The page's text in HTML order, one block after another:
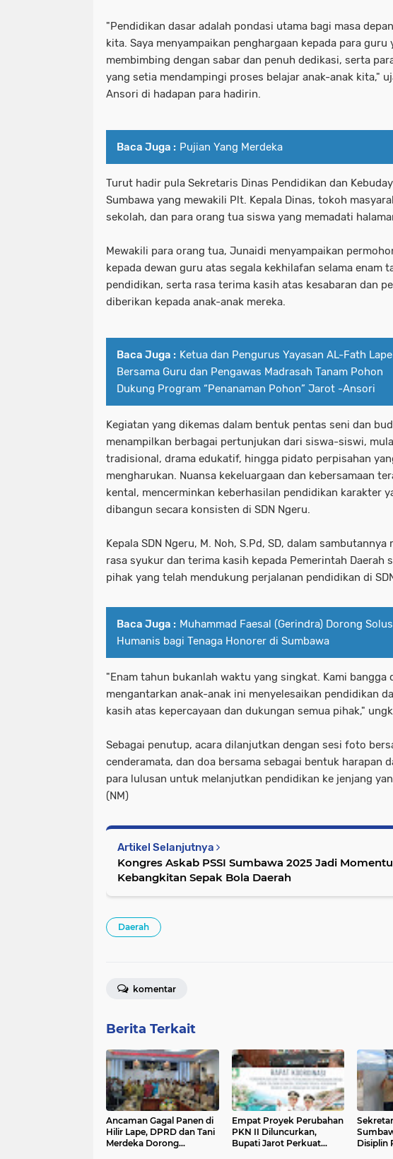
"Pendidikan dasar adalah pondasi utama bagi masa
kita. Saya menyampaikan penghargaan kepada para guru
membimbing dengan sabar dan penuh dedikasi, serta
yang setia mendampingi proses belajar anak-anak kita,"
Ansori di hadapan para hadirin.
Baca Juga : Pujian Yang Merdeka
Turut hadir pula Sekretaris Dinas Pendidikan dan
Sumbawa yang mewakili Plt. Kepala Dinas, tokoh
sekolah, dan para orang tua siswa yang memadati
Mewakili para orang tua, Junaidi menyampaikan
kepada dewan guru atas segala kekhilafan selama enam
pendidikan, serta rasa terima kasih atas kesabaran dan
diberikan kepada anak-anak mereka.
Baca Juga : Ketua dan Pengurus Yayasan AL-Fath Lape
Bersama Guru dan Pengawas Madrasah Tanam Pohon
Dukung Program “Penanaman Pohon” Jarot -Ansori
Kegiatan yang dikemas dalam bentuk pentas seni dan
menampilkan berbagai pertunjukan dari siswa-siswi,
tradisional, drama edukatif, hingga pidato perpisahan
mengharukan. Nuansa kekeluargaan dan kebersamaan
kental, mencerminkan keberhasilan pendidikan karakter
dibangun secara konsisten di SDN Ngeru.
Kepala SDN Ngeru, M. Noh, S.Pd, SD, dalam sambutannya
rasa syukur dan terima kasih kepada Pemerintah Daerah
pihak yang telah mendukung perjalanan pendidikan di
Baca Juga : Muhammad Faesal (Gerindra) Dorong
Humanis bagi Tenaga Honorer di Sumbawa
"Enam tahun bukanlah waktu yang singkat. Kami bangga
mengantarkan anak-anak ini menyelesaikan pendidikan
kasih atas kepercayaan dan dukungan semua pihak,"
Sebagai penutup, acara dilanjutkan dengan sesi foto
cenderamata, dan doa bersama sebagai bentuk harapan
para lulusan untuk melanjutkan pendidikan ke jenjang
(NM)
Artikel Selanjutnya
Kongres Askab PSSI Sumbawa 2025 Jadi
Kebangkitan Sepak Bola Daerah
Daerah
komentar
Berita Terkait
Ancaman Gagal Panen di
Hilir Lape, DPRD dan Tani
Merdeka Dorong
Empat Proyek Perubahan
PKN II Diluncurkan,
Bupati Jarot Perkuat
Disiplin